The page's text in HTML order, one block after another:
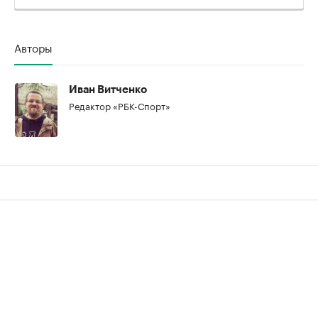
Авторы
Иван Витченко
Редактор «РБК-Спорт»